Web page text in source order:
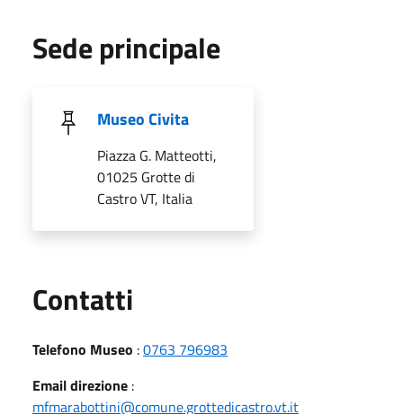
Sede principale
Museo Civita
Piazza G. Matteotti,
01025 Grotte di
Castro VT, Italia
Contatti
Telefono Museo :0763 796983
Email direzione :
mfmarabottini@comune.grottedicastro.vt.it